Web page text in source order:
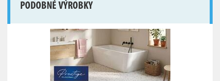
PODOBNÉ VÝROBKY